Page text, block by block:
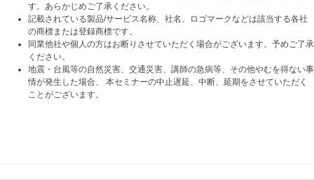
す。あらかじめご了承ください。
記載されている製品/サービス名称、社名、ロゴマークなどは該当する各社
の商標または登録商標です。
同業他社や個人の方はお断りさせていただく場合がございます。予めご了承
ください。
地震・台風等の自然災害、交通災害、講師の急病等、その他やむを得ない事
情が発生した場合、 本セミナーの中止遅延、中断、延期をさせていただく
ことがございます。